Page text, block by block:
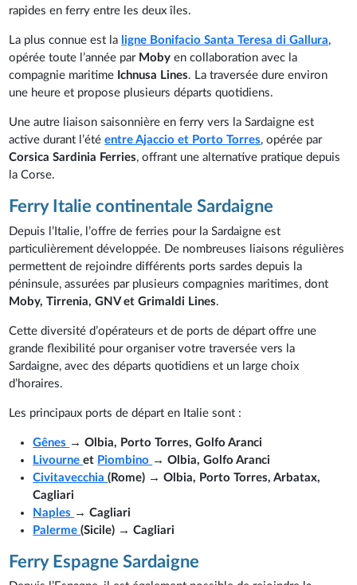
rapides en ferry entre les deux îles.
La plus connue est la ligne Bonifacio Santa Teresa di Gallura,
opérée toute l’année par Mobyen collaboration avec la
compagnie maritime Ichnusa Lines. La traversée dure environ
une heure et propose plusieurs départs quotidiens.
Une autre liaison saisonnière en ferry vers la Sardaigne est
active durant l’étéentre Ajaccio et Porto Torres, opérée par
Corsica Sardinia Ferries, offrant une alternative pratique depuis
la Corse.
Ferry Italie continentale Sardaigne
Depuis l’Italie, l’offre de ferries pour la Sardaigne est
particulièrement développée. De nombreuses liaisons régulières
permettent de rejoindre différents ports sardes depuis la
péninsule, assurées par plusieurs compagnies maritimes, dont
Moby, Tirrenia, GNV et Grimaldi Lines.
Cette diversité d’opérateurs et de ports de départ offre une
grande flexibilité pour organiser votre traversée vers la
Sardaigne, avec des départs quotidiens et un large choix
d’horaires.
Les principaux ports de départ en Italie sont :
Gênes → Olbia, Porto Torres, Golfo Aranci
Livourneet Piombino → Olbia, Golfo Aranci
Civitavecchia(Rome) → Olbia, Porto Torres, Arbatax,
Cagliari
Naples → Cagliari
Palerme(Sicile) → Cagliari
Ferry Espagne Sardaigne